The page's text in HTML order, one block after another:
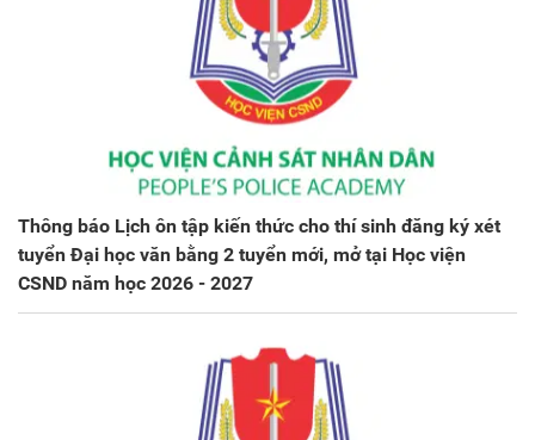
Thông báo Lịch ôn tập kiến thức cho thí sinh đăng ký xét
tuyển Đại học văn bằng 2 tuyển mới, mở tại Học viện
CSND năm học 2026 - 2027